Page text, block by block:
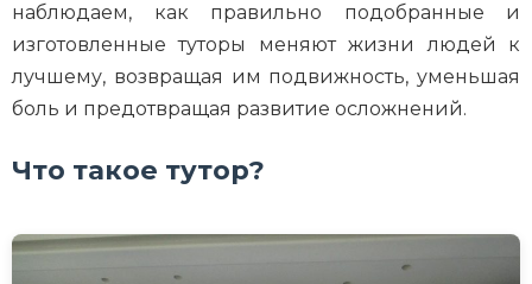
наблюдаем, как правильно подобранные и
изготовленные туторы меняют жизни людей к
лучшему, возвращая им подвижность, уменьшая
боль и предотвращая развитие осложнений.
Что такое тутор?